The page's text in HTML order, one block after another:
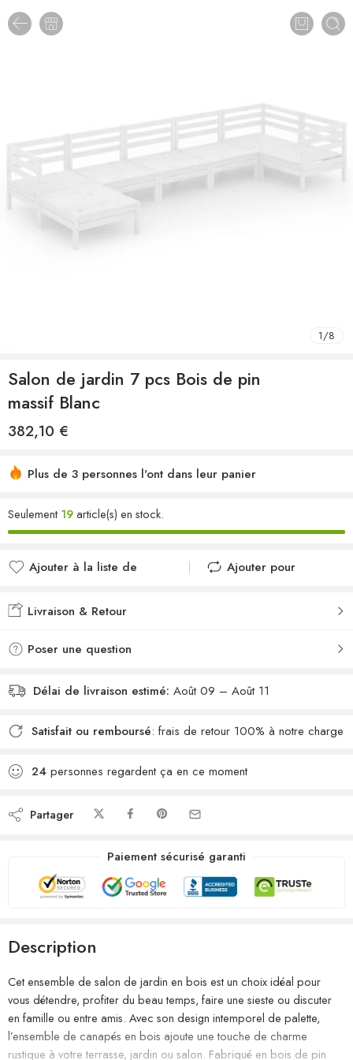
1/8
Salon de jardin 7 pcs Bois de pin
massif Blanc
382,10 €
Plus de 3 personnes l'ont dans leur panier
Seulement 19article(s) en stock.
Ajouter à la liste de
Ajouté à la liste de
Ajouter pour
Livraison & Retour
Poser une question
Délai de livraison estimé: Août 09 – Août 11
Satisfait ou remboursé: frais de retour 100% à notre charge
24 personnes regardent ça en ce moment
Partager
Paiement sécurisé garanti
Description
Cet ensemble de salon de jardin en bois est un choix idéal pour
vous détendre, profiter du beau temps, faire une sieste ou discuter
en famille ou entre amis. Avec son design intemporel de palette,
l’ensemble de canapés en bois ajoute une touche de charme
rustique à votre terrasse, jardin ou salon. Fabriqué en bois de pin